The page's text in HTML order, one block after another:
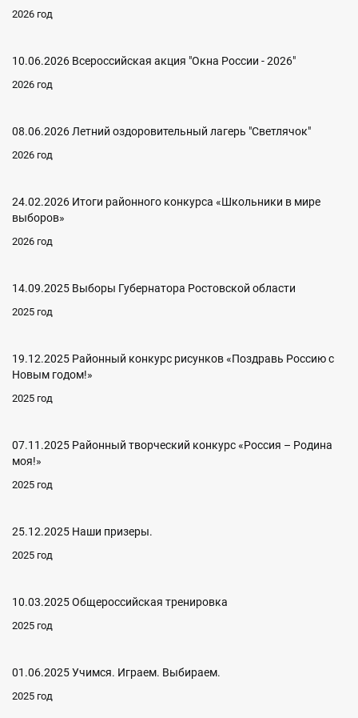
2026 год
10.06.2026 Всероссийская акция "Окна России - 2026"
2026 год
08.06.2026 Летний оздоровительный лагерь "Светлячок"
2026 год
24.02.2026 Итоги районного конкурса «Школьники в мире
выборов»
2026 год
14.09.2025 Выборы Губернатора Ростовской области
2025 год
19.12.2025 Районный конкурс рисунков «Поздравь Россию с
Новым годом!»
2025 год
07.11.2025 Районный творческий конкурс «Россия – Родина
моя!»
2025 год
25.12.2025 Наши призеры.
2025 год
10.03.2025 Общероссийская тренировка
2025 год
01.06.2025 Учимся. Играем. Выбираем.
2025 год